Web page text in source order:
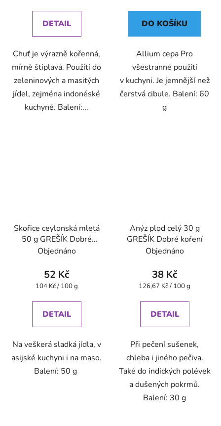
DETAIL
Chuť je výrazně kořenná,
mírně štiplavá. Použití do
zeleninových a masitých
jídel, zejména indonéské
kuchyně. Balení:...
DO KOŠÍKU
Allium cepa Pro
všestranné použití
v kuchyni. Je jemnější než
čerstvá cibule. Balení: 60
g
Skořice ceylonská mletá
50 g GREŠÍK Dobré
koření
Objednáno
52 Kč
Měrná
104 Kč / 100 g
DETAIL
Na veškerá sladká jídla, v
asijské kuchyni i na maso.
Balení: 50 g
Anýz plod celý 30 g
GREŠÍK Dobré koření
Objednáno
38 Kč
Měrná
126,67 Kč / 100 g
DETAIL
Při pečení sušenek,
chleba i jiného pečiva.
Také do indických polévek
a dušených pokrmů.
Balení: 30 g